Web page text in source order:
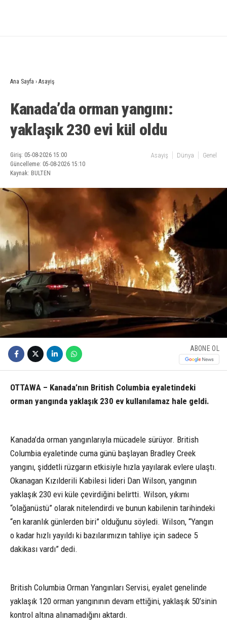
Ana Sayfa › Asayiş
Kanada’da orman yangını:
yaklaşık 230 evi kül oldu
Giriş: 05-08-2026 15:00
Güncelleme: 05-08-2026 15:10
Kaynak: BULTEN
Asayiş Dünya Genel
ABONE OL
OTTAWA – Kanada’nın British Columbia eyaletindeki
orman yangında yaklaşık 230 ev kullanılamaz hale geldi.
Kanada’da orman yangınlarıyla mücadele sürüyor. British
Columbia eyaletinde cuma günü başlayan Bradley Creek
yangını, şiddetli rüzgarın etkisiyle hızla yayılarak evlere ulaştı.
Okanagan Kızılderili Kabilesi lideri Dan Wilson, yangının
yaklaşık 230 evi küle çevirdiğini belirtti. Wilson, yıkımı
“olağanüstü” olarak nitelendirdi ve bunun kabilenin tarihindeki
“en karanlık günlerden biri” olduğunu söyledi. Wilson, “Yangın
o kadar hızlı yayıldı ki bazılarımızın tahliye için sadece 5
dakikası vardı” dedi.
British Columbia Orman Yangınları Servisi, eyalet genelinde
yaklaşık 120 orman yangınının devam ettiğini, yaklaşık 50’sinin
kontrol altına alınamadığını aktardı.